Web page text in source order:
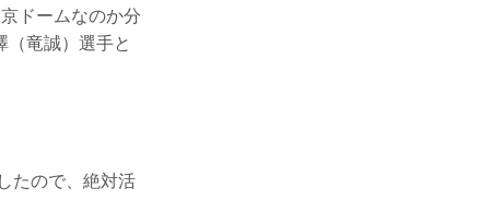
ドームなのか分
（竜誠）選手と
たので、絶対活